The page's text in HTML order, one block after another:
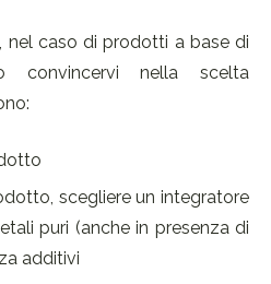
nel caso di prodotti a base di
convincervi nella scelta
scegliere un integratore
puri (anche in presenza di
additivi